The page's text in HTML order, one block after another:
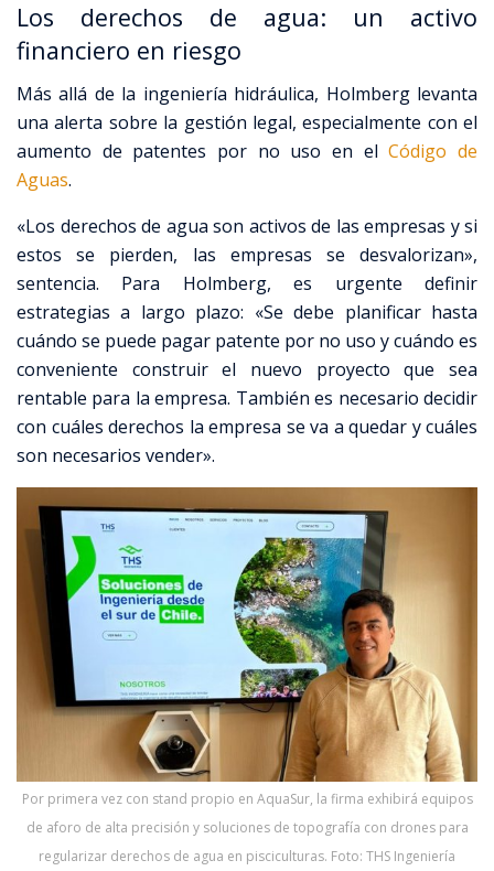
Los derechos de agua: un activo
financiero en riesgo
Más allá de la ingeniería hidráulica, Holmberg levanta
una alerta sobre la gestión legal, especialmente con el
aumento de patentes por no uso en elCódigo de
Aguas.
«Los derechos de agua son activos de las empresas y si
estos se pierden, las empresas se desvalorizan»,
sentencia. Para Holmberg, es urgente definir
estrategias a largo plazo: «Se debe planificar hasta
cuándo se puede pagar patente por no uso y cuándo es
conveniente construir el nuevo proyecto que sea
rentable para la empresa. También es necesario decidir
con cuáles derechos la empresa se va a quedar y cuáles
son necesarios vender».
Por primera vez con stand propio en AquaSur, la firma exhibirá equipos
de aforo de alta precisión y soluciones de topografía con drones para
regularizar derechos de agua en pisciculturas. Foto: THS Ingeniería